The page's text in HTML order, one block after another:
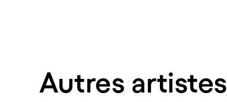
Autres artistes